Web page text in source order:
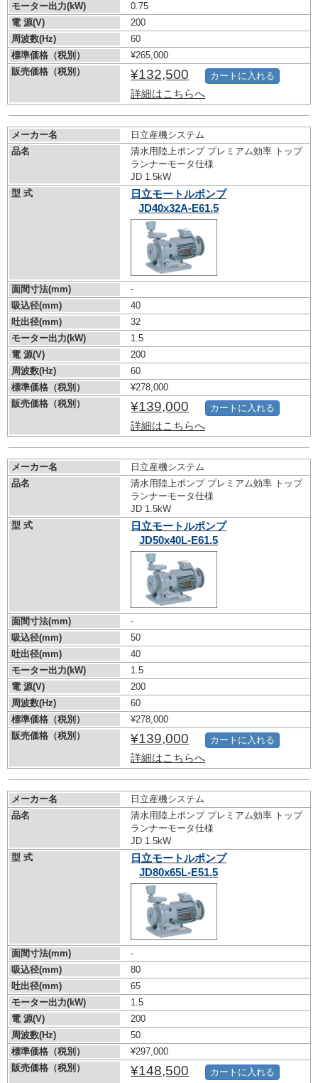
モーター出力(kW)
0.75
電 源(V)
200
周波数(Hz)
60
標準価格（税別）
¥265,000
販売価格（税別）
¥132,500
詳細はこちらへ
カートに入れる
メーカー名
日立産機システム
品名
清水用陸上ポンプ プレミアム効率 トップ
ランナーモータ仕様
JD 1.5kW
型 式
日立モートルポンプ
JD40x32A-E61.5
面間寸法(mm)
-
吸込径(mm)
40
吐出径(mm)
32
モーター出力(kW)
1.5
電 源(V)
200
周波数(Hz)
60
標準価格（税別）
¥278,000
販売価格（税別）
¥139,000
詳細はこちらへ
カートに入れる
メーカー名
日立産機システム
品名
清水用陸上ポンプ プレミアム効率 トップ
ランナーモータ仕様
JD 1.5kW
型 式
日立モートルポンプ
JD50x40L-E61.5
面間寸法(mm)
-
吸込径(mm)
50
吐出径(mm)
40
モーター出力(kW)
1.5
電 源(V)
200
周波数(Hz)
60
標準価格（税別）
¥278,000
販売価格（税別）
¥139,000
詳細はこちらへ
カートに入れる
メーカー名
日立産機システム
品名
清水用陸上ポンプ プレミアム効率 トップ
ランナーモータ仕様
JD 1.5kW
型 式
日立モートルポンプ
JD80x65L-E51.5
面間寸法(mm)
-
吸込径(mm)
80
吐出径(mm)
65
モーター出力(kW)
1.5
電 源(V)
200
周波数(Hz)
50
標準価格（税別）
¥297,000
販売価格（税別）
¥148,500 カートに入れる